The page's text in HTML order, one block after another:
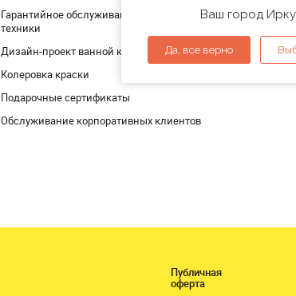
Гарантийное обслуживание и проверка
техники
Дизайн-проект ванной комнаты
Колеровка краски
Подарочные сертификаты
Обслуживание корпоративных клиентов
Ваш город
Да, все верно
Публичная
оферта